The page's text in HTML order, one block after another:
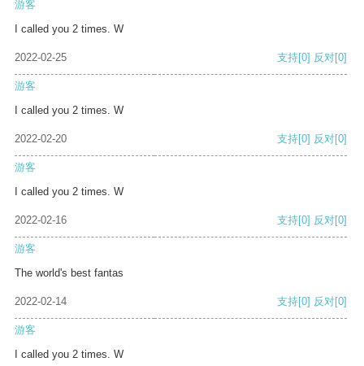
游客
I called you 2 times. W
2022-02-25 支持[0] 反对[0]
游客
I called you 2 times. W
2022-02-20 支持[0] 反对[0]
游客
I called you 2 times. W
2022-02-16 支持[0] 反对[0]
游客
The world's best fantas
2022-02-14 支持[0] 反对[0]
游客
I called you 2 times. W